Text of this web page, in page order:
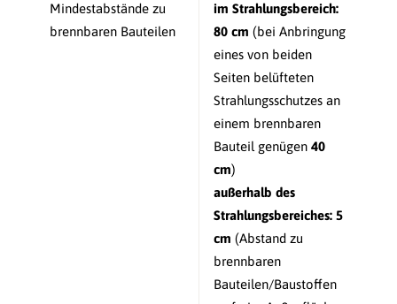
Mindestabstände zu
brennbaren Bauteilen
im Strahlungsbereich:
80 cm (bei Anbringung
eines von beiden
Seiten belüfteten
Strahlungsschutzes an
einem brennbaren
Bauteil genügen 40
cm)
außerhalb des
Strahlungsbereiches: 5
cm (Abstand zu
brennbaren
Bauteilen/Baustoffen